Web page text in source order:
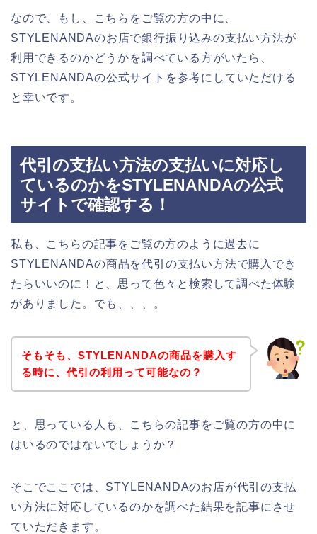
なので、もし、こちらをご覧の方の中に、
STYLENANDAのお店で銀行振り込みの支払い方法が
利用できるのかどうかを調べている方がいたら、
STYLENANDAの公式サイトを参考にしていただける
と幸いです。
代引の支払い方法の支払いに対応し
ているのかをSTYLENANDAの公式
サイトで確認する！
私も、こちらの記事をご覧の方のように過去に
STYLENANDAの商品を代引の支払い方法で購入でき
たらいいのに！と、思って色々と検索して調べた体験
がありました。でも、、、。
そもそも、STYLENANDAの商品を購入す
る時に、代引の利用って可能なの？
と、思っている人も、こちらの記事をご覧の方の中に
はいるのではないでしょうか？
そこでここでは、STYLENANDAのお店が代引の支払
い方法に対応しているのかを調べた結果を記事にさせ
ていただきます。